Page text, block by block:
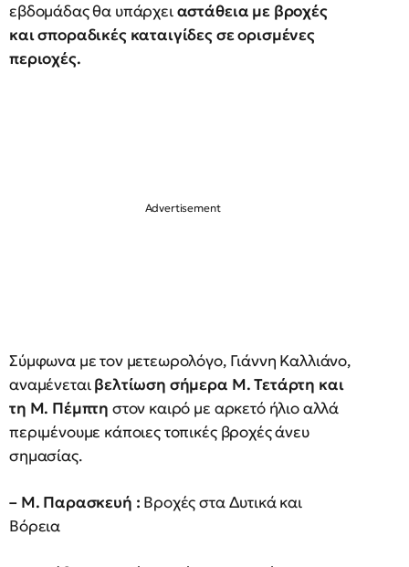
εβδομάδας θα υπάρχειαστάθεια με βροχές
και σποραδικές καταιγίδες σε ορισμένες
περιοχές.
Σύμφωνα με τον μετεωρολόγο, Γιάννη Καλλιάνο,
αναμένεταιβελτίωση σήμερα Μ. Τετάρτη και
τη Μ. Πέμπτη στον καιρό με αρκετό ήλιο αλλά
περιμένουμε κάποιες τοπικές βροχές άνευ
σημασίας.
– Μ. Παρασκευή : Βροχές στα Δυτικά και
Βόρεια